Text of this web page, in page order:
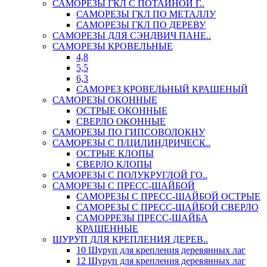
САМОРЕЗЫ ГКЛ С ПОТАЙНОЙ Г..
САМОРЕЗЫ ГКЛ ПО МЕТАЛЛУ
САМОРЕЗЫ ГКЛ ПО ДЕРЕВУ
САМОРЕЗЫ ДЛЯ СЭНДВИЧ ПАНЕ..
САМОРЕЗЫ КРОВЕЛЬНЫЕ
4,8
5,5
6,3
САМОРЕЗ КРОВЕЛЬНЫЙ КРАШЕНЫЙ
САМОРЕЗЫ ОКОННЫЕ
ОСТРЫЕ ОКОННЫЕ
СВЕРЛО ОКОННЫЕ
САМОРЕЗЫ ПО ГИПСОВОЛОКНУ
САМОРЕЗЫ С П/ЦИЛИНДРИЧЕСК..
ОСТРЫЕ КЛОПЫ
СВЕРЛО КЛОПЫ
САМОРЕЗЫ С ПОЛУКРУГЛОЙ ГО..
САМОРЕЗЫ С ПРЕСС-ШАЙБОЙ
САМОРЕЗЫ С ПРЕСС-ШАЙБОЙ ОСТРЫЕ
САМОРЕЗЫ С ПРЕСС-ШАЙБОЙ СВЕРЛО
САМОРРЕЗЫ ПРЕСС-ШАЙБА
КРАШЕННЫЕ
ШУРУП ДЛЯ КРЕПЛЕНИЯ ДЕРЕВ..
10 Шуруп для крепления деревянных лаг
12 Шуруп для крепления деревянных лаг